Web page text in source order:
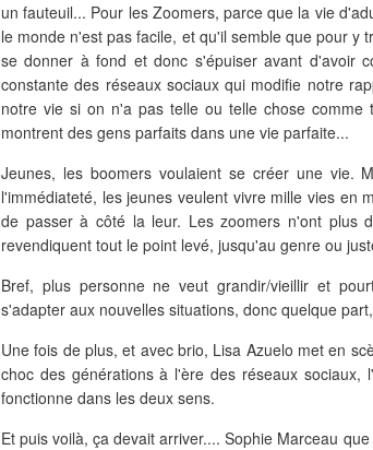
un fauteuil... Pour les Zoomers, parce que la vie
le monde n'est pas facile, et qu'il semble que pour y
se donner à fond et donc s'épuiser avant d'avoir
constante des réseaux sociaux qui modifie notre
notre vie si on n'a pas telle ou telle chose comme
montrent des gens parfaits dans une vie parfaite...
Jeunes, les boomers voulaient se créer une vie.
l'immédiateté, les jeunes veulent vivre mille vies en
de passer à côté la leur. Les zoomers n'ont plus
revendiquent tout le point levé, jusqu'au genre ou
Bref, plus personne ne veut grandir/vieillir et
s'adapter aux nouvelles situations, donc quelque
Une fois de plus, et avec brio, Lisa Azuelo met en
choc des générations à l'ère des réseaux sociaux,
fonctionne dans les deux sens.
Et puis voilà, ça devait arriver.... Sophie Marceau